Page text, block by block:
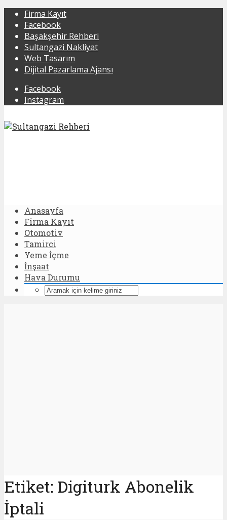
Firma Kayıt
Facebook
Başakşehir Rehberi
Sultangazi Nakliyat
Web Tasarım
Dijital Pazarlama Ajansı
Facebook
Instagram
Anasayfa
Firma Kayıt
Otomotiv
Tamirci
Yeme İçme
İnşaat
Hava Durumu
Etiket: Digiturk Abonelik
İptali